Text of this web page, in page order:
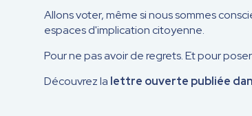
Allons voter, même si nous sommes
espaces d'implication citoyenne.
Pour ne pas avoir de regrets. Et pour
Découvrez la lettre ouverte publiée